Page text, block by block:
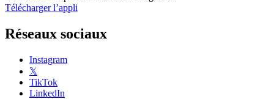
Télécharger l’appli
Réseaux sociaux
Instagram
𝕏
TikTok
LinkedIn